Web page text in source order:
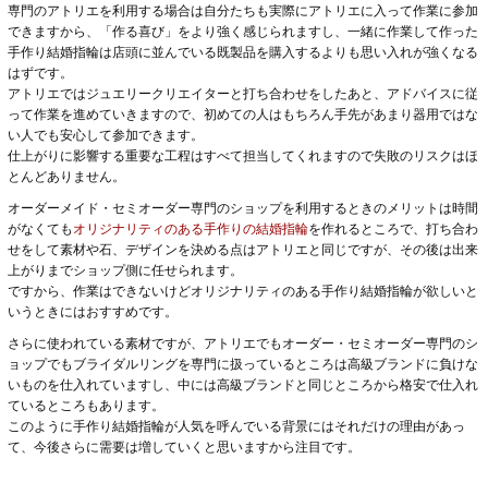
専門のアトリエを利用する場合は自分たちも実際にアトリエに入って作業に参加
できますから、「作る喜び」をより強く感じられますし、一緒に作業して作った
手作り結婚指輪は店頭に並んでいる既製品を購入するよりも思い入れが強くなる
はずです。
アトリエではジュエリークリエイターと打ち合わせをしたあと、アドバイスに従
って作業を進めていきますので、初めての人はもちろん手先があまり器用ではな
い人でも安心して参加できます。
仕上がりに影響する重要な工程はすべて担当してくれますので失敗のリスクはほ
とんどありません。
オーダーメイド・セミオーダー専門のショップを利用するときのメリットは時間
がなくても オリジナリティのある手作りの結婚指輪を作れるところで、打ち合わ
せをして素材や石、デザインを決める点はアトリエと同じですが、その後は出来
上がりまでショップ側に任せられます。
ですから、作業はできないけどオリジナリティのある手作り結婚指輪が欲しいと
いうときにはおすすめです。
さらに使われている素材ですが、アトリエでもオーダー・セミオーダー専門のシ
ョップでもブライダルリングを専門に扱っているところは高級ブランドに負けな
いものを仕入れていますし、中には高級ブランドと同じところから格安で仕入れ
ているところもあります。
このように手作り結婚指輪が人気を呼んでいる背景にはそれだけの理由があっ
て、今後さらに需要は増していくと思いますから注目です。